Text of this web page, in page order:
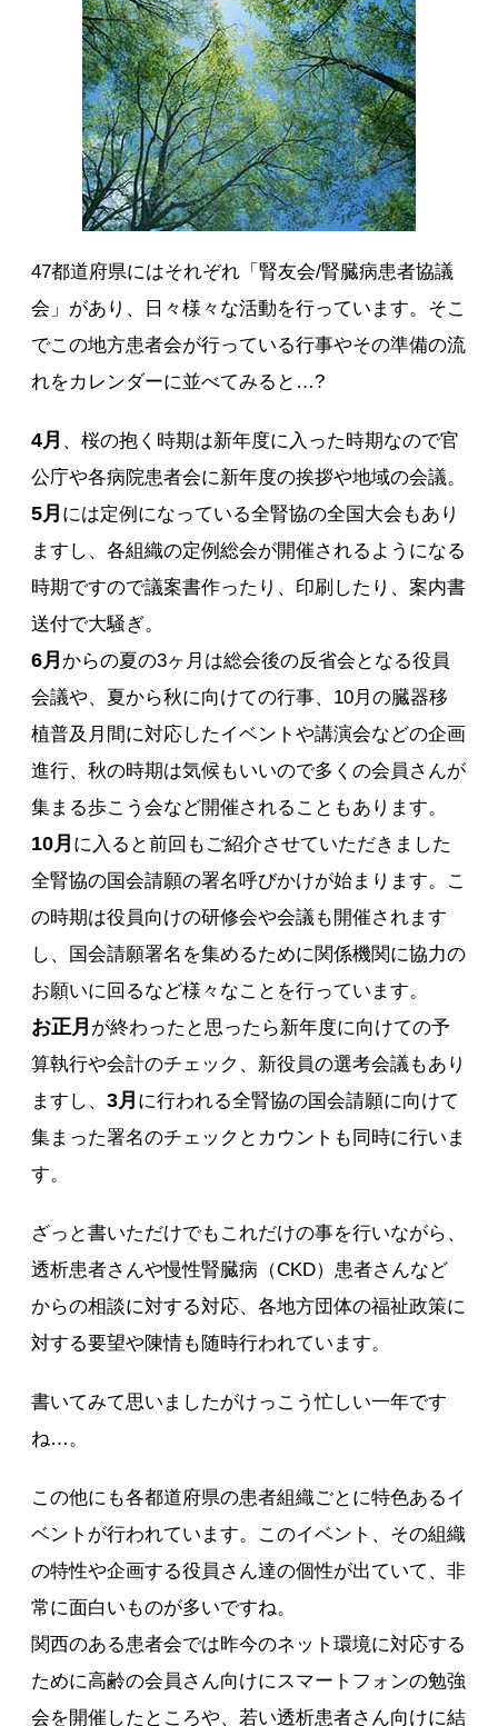
47都道府県にはそれぞれ「腎友会/腎臓病患者協議
会」があり、日々様々な活動を行っています。そこ
でこの地方患者会が行っている行事やその準備の流
れをカレンダーに並べてみると…?
4月 、桜の抱く時期は新年度に入った時期なので官
公庁や各病院患者会に新年度の挨拶や地域の会議。
5月 には定例になっている全腎協の全国大会もあり
ますし、各組織の定例総会が開催されるようになる
時期ですので議案書作ったり、印刷したり、案内書
送付で大騒ぎ。
6月 からの夏の3ヶ月は総会後の反省会となる役員
会議や、夏から秋に向けての行事、10月の臓器移
植普及月間に対応したイベントや講演会などの企画
進行、秋の時期は気候もいいので多くの会員さんが
集まる歩こう会など開催されることもあります。
10月 に入ると前回もご紹介させていただきました
全腎協の国会請願の署名呼びかけが始まります。こ
の時期は役員向けの研修会や会議も開催されます
し、国会請願署名を集めるために関係機関に協力の
お願いに回るなど様々なことを行っています。
お正月 が終わったと思ったら新年度に向けての予
算執行や会計のチェック、新役員の選考会議もあり
ますし、3月 に行われる全腎協の国会請願に向けて
集まった署名のチェックとカウントも同時に行いま
す。
ざっと書いただけでもこれだけの事を行いながら、
透析患者さんや慢性腎臓病（CKD）患者さんなど
からの相談に対する対応、各地方団体の福祉政策に
対する要望や陳情も随時行われています。
書いてみて思いましたがけっこう忙しい一年です
ね…。
この他にも各都道府県の患者組織ごとに特色あるイ
ベントが行われています。このイベント、その組織
の特性や企画する役員さん達の個性が出ていて、非
常に面白いものが多いですね。
関西のある患者会では昨今のネット環境に対応する
ために高齢の会員さん向けにスマートフォンの勉強
会を開催したところや、若い透析患者さん向けに結